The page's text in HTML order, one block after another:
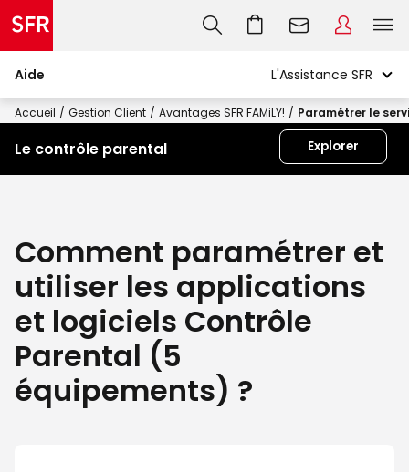
Aide
Accueil Gestion Client Avantages SFR FAMiLY! Paramétrer le
Le contrôle parental Explorer
Comment paramétrer et
utiliser les applications
et logiciels Contrôle
Parental (5
équipements) ?